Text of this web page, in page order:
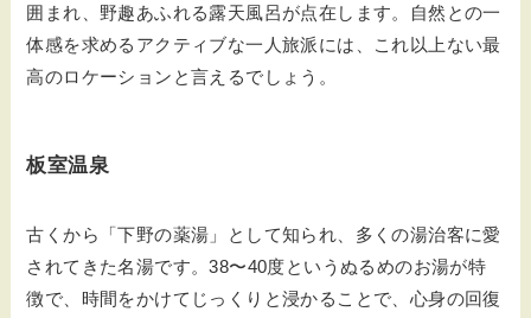
囲まれ、野趣あふれる露天風呂が点在します。自然との一
体感を求めるアクティブな一人旅派には、これ以上ない最
高のロケーションと言えるでしょう。
板室温泉
古くから「下野の薬湯」として知られ、多くの湯治客に愛
されてきた名湯です。38〜40度というぬるめのお湯が特
徴で、時間をかけてじっくりと浸かることで、心身の回復